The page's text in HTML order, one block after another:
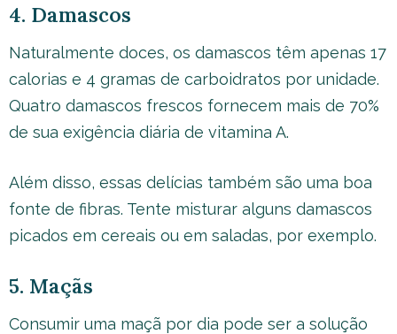
4. Damascos
Naturalmente doces, os damascos têm apenas 17
calorias e 4 gramas de carboidratos por unidade.
Quatro damascos frescos fornecem mais de 70%
de sua exigência diária de vitamina A.
Além disso, essas delícias também são uma boa
fonte de fibras. Tente misturar alguns damascos
picados em cereais ou em saladas, por exemplo.
5. Maçãs
Consumir uma maçã por dia pode ser a solução